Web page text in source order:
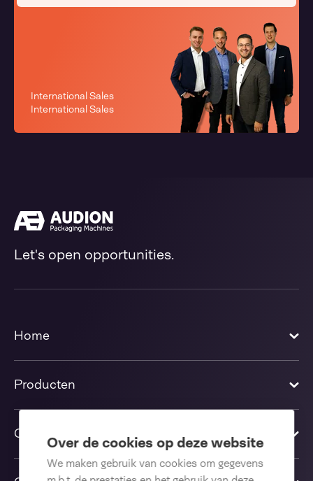
Over de cookies op deze website
We maken gebruik van cookies om gegevens
International Sales
International Sales
Let's open opportunities.
Home
Producten
Oplossingen